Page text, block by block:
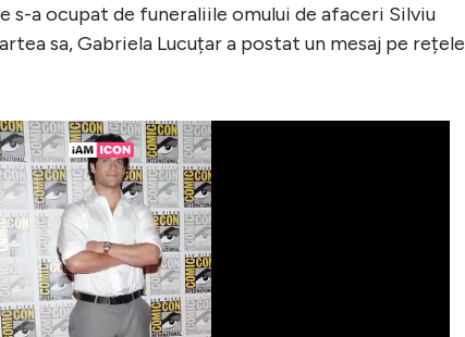
s-a ocupat de funeraliile omului de afaceri Silviu
sa, Gabriela Lucuțar a postat un mesaj pe